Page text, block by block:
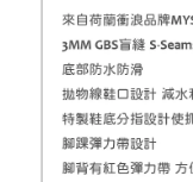
【MYSTIC